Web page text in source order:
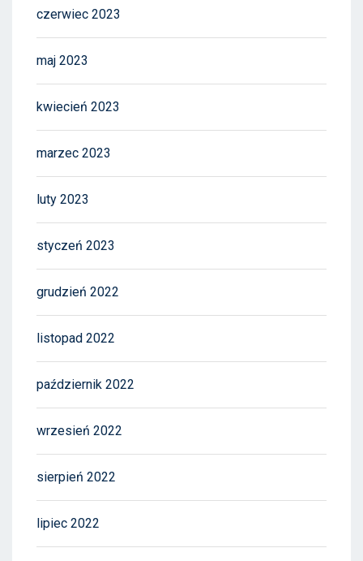
czerwiec 2023
maj 2023
kwiecień 2023
marzec 2023
luty 2023
styczeń 2023
grudzień 2022
listopad 2022
październik 2022
wrzesień 2022
sierpień 2022
lipiec 2022